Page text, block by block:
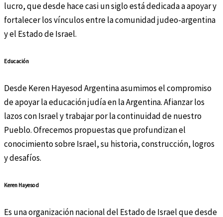
lucro, que desde hace casi un siglo está dedicada a apoyar y
fortalecer los vínculos entre la comunidad judeo-argentina
y el Estado de Israel.
Educación
Desde Keren Hayesod Argentina asumimos el compromiso
de apoyar la educación judía en la Argentina. Afianzar los
lazos con Israel y trabajar por la continuidad de nuestro
Pueblo. Ofrecemos propuestas que profundizan el
conocimiento sobre Israel, su historia, construcción, logros
y desafíos.
Keren Hayesod
Es una organización nacional del Estado de Israel que desde